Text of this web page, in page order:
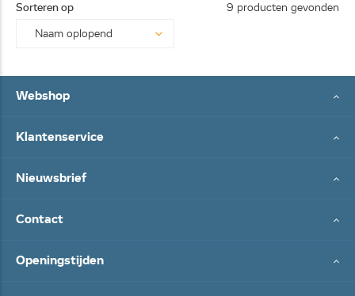
Sorteren op 9 producten gevonden
Webshop
Klantenservice
Nieuwsbrief
Contact
Openingstijden